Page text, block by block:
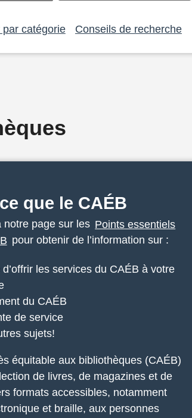
par catégorie Conseils de recherche
que le CAÉB
notre page sur les Points essentiels
pour obtenir de l’information sur :
les services du CAÉB à votre
du CAÉB
de service
sujets!
équitable aux bibliothèques (CAÉB)
de livres, de magazines et de
formats accessibles, notamment
et braille, aux personnes